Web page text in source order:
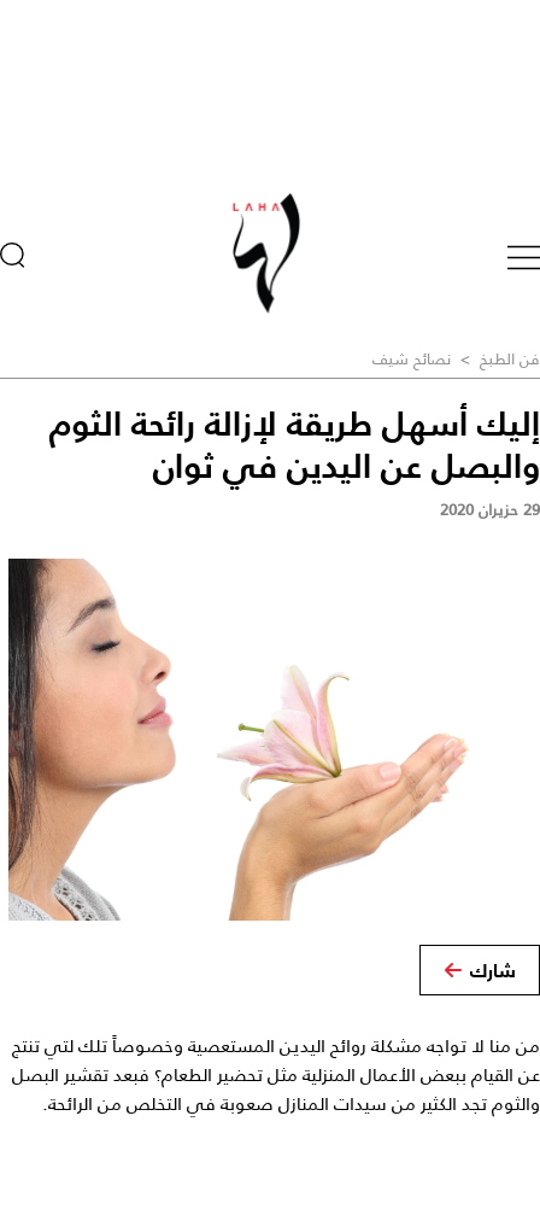
فن الطبخ > نصائح شيف
إليك أسهل طريقة لإزالة رائحة الثوم
والبصل عن اليدين في ثوان
29 حزيران 2020
شارك
من منا لا تواجه مشكلة روائح اليدين المستعصية وخصوصاً تلك لتي تنتج
عن القيام ببعض الأعمال المنزلية مثل تحضير الطعام؟ فبعد تقشير البصل
والثوم تجد الكثير من سيدات المنازل صعوبة في التخلص من الرائحة.